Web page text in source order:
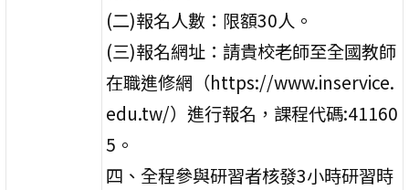
(二)報名人數：限額30人。
(三)報名網址：請貴校老師至全國教師
在職進修網（https://www.inservice.
edu.tw/）進行報名，課程代碼:41160
5。
四、全程參與研習者核發3小時研習時